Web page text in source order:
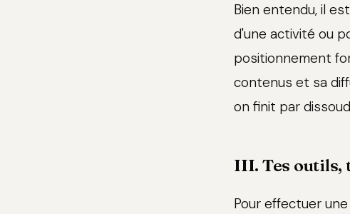
Bien entendu, il
d'une activité ou
positionnement
contenus et sa
on finit par
III. Tes outils,
Pour effectuer